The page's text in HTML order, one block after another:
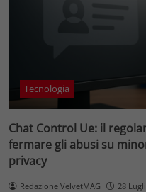
Tecnologia
Chat Control Ue: il
fermare gli abusi su
privacy
Redazione VelvetMAG 28